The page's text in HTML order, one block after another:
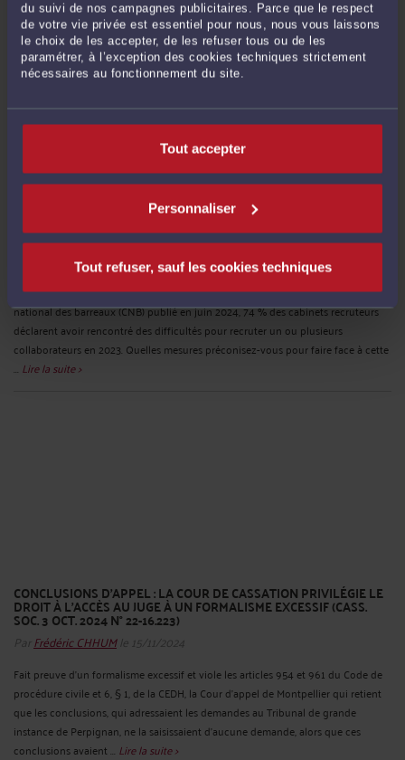
du suivi de nos campagnes publicitaires. Parce que le respect
de votre vie privée est essentiel pour nous, nous vous laissons
le choix de les accepter, de les refuser tous ou de les
paramétrer, à l’exception des cookies techniques strictement
nécessaires au fonctionnement du site.
Tout accepter
Personnaliser
Tout refuser, sauf les cookies techniques
" LES CONSŒURS ET CONFRÈRES NE PRÊTENT PAS SERMENT
PALAIS DU 19 NOVEMBRE 2024- BÂTONNAT 2026
Frédéric CHHUMle 21/11/2024
Gazette du Palais : Selon le Baromètre « Emploi et recrutement » du Conseil
national des barreaux (CNB) publié en juin 2024, 74 % des cabinets recruteurs
déclarent avoir rencontré des difficultés pour recruter un ou plusieurs
collaborateurs en 2023. Quelles mesures préconisez-vous pour faire face à cette
... Lire la suite >
CONCLUSIONS D’APPEL : LA COUR DE CASSATION PRIVILÉGIE LE
DROIT À L’ACCÈS AU JUGE À UN FORMALISME EXCESSIF (CASS.
SOC. 3 OCT. 2024 N° 22-16.223)
Par Frédéric CHHUMle 15/11/2024
Fait preuve d’un formalisme excessif et viole les articles 954 et 961 du Code de
procédure civile et 6, § 1, de la CEDH, la Cour d’appel de Montpellier qui retient
que les conclusions, qui adressaient les demandes au Tribunal de grande
instance de Perpignan, ne la saisissaient d’aucune demande, alors que ces
conclusions avaient ... Lire la suite >